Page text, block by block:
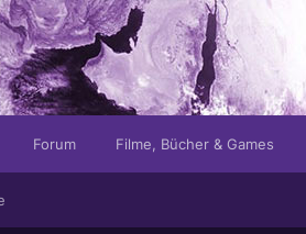
Forum Filme, Bücher & Games